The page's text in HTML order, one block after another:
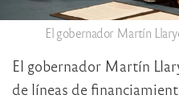
El gobernador Martín
El gobernador Martín
de líneas de